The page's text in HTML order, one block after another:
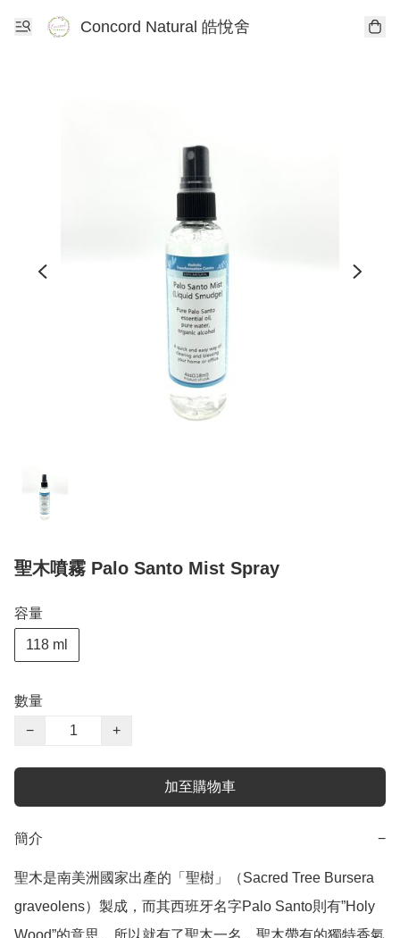
Concord Natural 皓悅舍
聖木噴霧 Palo Santo Mist Spray
容量
118 ml
數量
−
+
加至購物車
簡介 −
聖木是南美洲國家出產的「聖樹」（Sacred Tree Bursera
graveolens）製成，而其西班牙名字Palo Santo則有”Holy